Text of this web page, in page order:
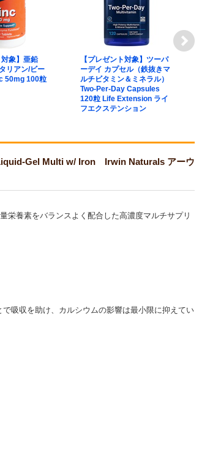
対象】亜鉛
リアン/ビー
50mg 100粒
【プレゼント対象】ツーパ
ーデイ カプセル（鉄抜きマ
ルチビタミン＆ミネラル）
Two-Per-Day Capsules
120粒 Life Extension ライ
フエクステンション
Liquid-Gel Multi w/ Iron Irwin Naturals アーウ
栄養素をバランスよく配合した高濃度マルチサプリ
吸収を助け、カルシウムの影響は最小限に抑えてい